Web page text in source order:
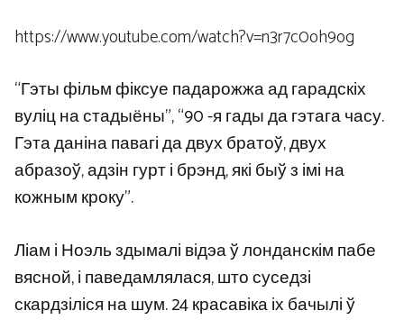
https://www.youtube.com/watch?v=n3r7c0oh9og
“Гэты фільм фіксуе падарожжа ад гарадскіх
вуліц на стадыёны”, “90 -я гады да гэтага часу.
Гэта даніна павагі да двух братоў, двух
абразоў, адзін гурт і брэнд, які быў з імі на
кожным кроку”.
Ліам і Ноэль здымалі відэа ў лонданскім пабе
вясной, і паведамлялася, што суседзі
скардзіліся на шум. 24 красавіка іх бачылі ў